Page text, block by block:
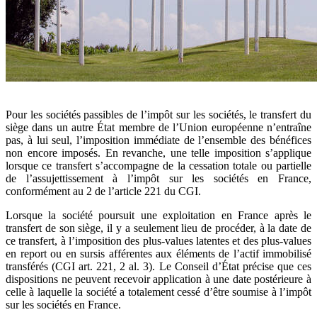
Pour les sociétés passibles de l’impôt sur les sociétés, le transfert du
siège dans un autre État membre de l’Union européenne n’entraîne
pas, à lui seul, l’imposition immédiate de l’ensemble des bénéfices
non encore imposés. En revanche, une telle imposition s’applique
lorsque ce transfert s’accompagne de la cessation totale ou partielle
de l’assujettissement à l’impôt sur les sociétés en France,
conformément au 2 de l’article 221 du CGI.
Lorsque la société poursuit une exploitation en France après le
transfert de son siège, il y a seulement lieu de procéder, à la date de
ce transfert, à l’imposition des plus-values latentes et des plus-values
en report ou en sursis afférentes aux éléments de l’actif immobilisé
transférés (CGI art. 221, 2 al. 3). Le Conseil d’État précise que ces
dispositions ne peuvent recevoir application à une date postérieure à
celle à laquelle la société a totalement cessé d’être soumise à l’impôt
sur les sociétés en France.